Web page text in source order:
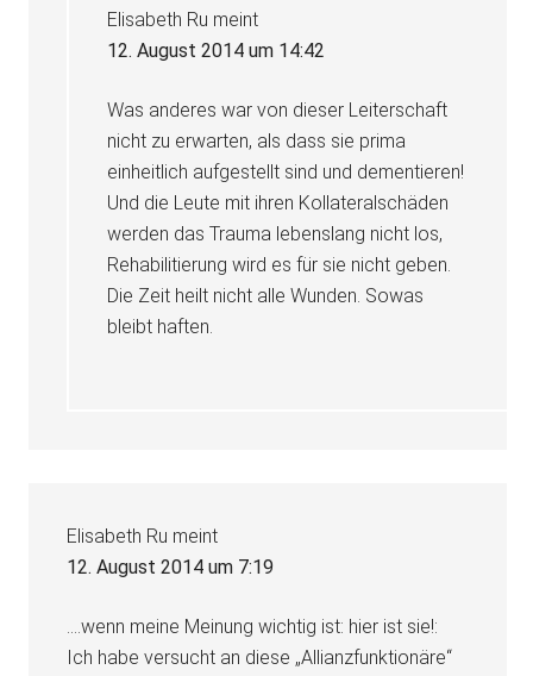
Elisabeth Ru meint
12. August 2014 um 14:42
Was anderes war von dieser Leiterschaft
nicht zu erwarten, als dass sie prima
einheitlich aufgestellt sind und dementieren!
Und die Leute mit ihren Kollateralschäden
werden das Trauma lebenslang nicht los,
Rehabilitierung wird es für sie nicht geben.
Die Zeit heilt nicht alle Wunden. Sowas
bleibt haften.
Elisabeth Ru meint
12. August 2014 um 7:19
….wenn meine Meinung wichtig ist: hier ist sie!:
Ich habe versucht an diese „Allianzfunktionäre“